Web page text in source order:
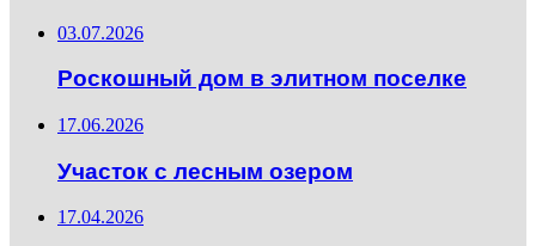
03.07.2026
Роскошный дом в элитном поселке
17.06.2026
Участок с лесным озером
17.04.2026